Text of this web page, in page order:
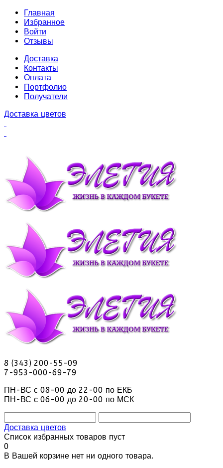
Главная
Избранное
Войти
Отзывы
Доставка
Контакты
Оплата
Портфолио
Получатели
Доставка цветов
8 (343) 200-55-09
7-953-000-69-79
ПН-ВС с 08-00 до 22-00 по ЕКБ
ПН-ВС с 06-00 до 20-00 по МСК
Доставка цветов
Список избранных товаров пуст
0
В Вашей корзине нет ни одного товара.